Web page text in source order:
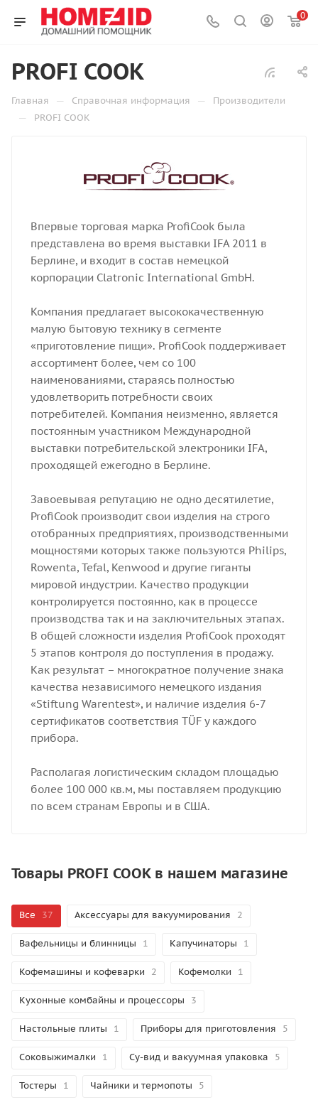
0
PROFI COOK
Главная — Справочная информация — Производители
— PROFI COOK
Впервые торговая марка ProfiCook была
представлена во время выставки IFA 2011 в
Берлине, и входит в состав немецкой
корпорации Clatronic International GmbH.
Компания предлагает высококачественную
малую бытовую технику в сегменте
«приготовление пищи». ProfiCook поддерживает
ассортимент более, чем со 100
наименованиями, стараясь полностью
удовлетворить потребности своих
потребителей. Компания неизменно, является
постоянным участником Международной
выставки потребительской электроники IFA,
проходящей ежегодно в Берлине.
Завоевывая репутацию не одно десятилетие,
ProfiCook производит свои изделия на строго
отобранных предприятиях, производственными
мощностями которых также пользуются Philips,
Rowenta, Tefal, Kenwood и другие гиганты
мировой индустрии. Качество продукции
контролируется постоянно, как в процессе
производства так и на заключительных этапах.
В общей сложности изделия ProfiCook проходят
5 этапов контроля до поступления в продажу.
Как результат – многократное получение знака
качества независимого немецкого издания
«Stiftung Warentest», и наличие изделия 6-7
сертификатов соответствия TÜF у каждого
прибора.
Располагая логистическим складом площадью
более 100 000 кв.м, мы поставляем продукцию
по всем странам Европы и в США.
Товары PROFI COOK в нашем магазине
Все 37 Аксессуары для вакуумирования 2
Вафельницы и блинницы 1 Капучинаторы 1
Кофемашины и кофеварки 2 Кофемолки 1
Кухонные комбайны и процессоры 3
Настольные плиты 1 Приборы для приготовления 5
Соковыжималки 1 Су-вид и вакуумная упаковка 5
Тостеры 1 Чайники и термопоты 5